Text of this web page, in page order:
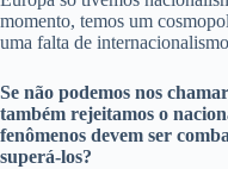
momento, temos um
uma falta de
Se não podemos nos
também rejeitamos o
fenômenos devem ser
superá-los?